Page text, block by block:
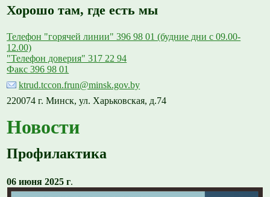
Хорошо там, где есть мы
Телефон "горячей линии" 396 98 01 (будние дни с 09.00-
12.00)
"Телефон доверия" 317 22 94
Факс 396 98 01
ktrud.tccon.frun@minsk.gov.by
220074 г. Минск, ул. Харьковская, д.74
Новости
Профилактика
06 июня 2025 г.